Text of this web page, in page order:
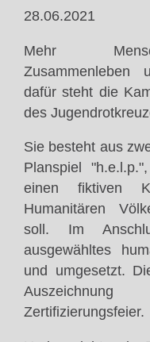
28.06.2021
Mehr
Zusammenleben
dafür steht die
des
Sie besteht aus
Planspiel
einen fiktiven
Humanitären
soll. Im
ausgewähltes
und umgesetzt.
Zertifizierungsfeier.